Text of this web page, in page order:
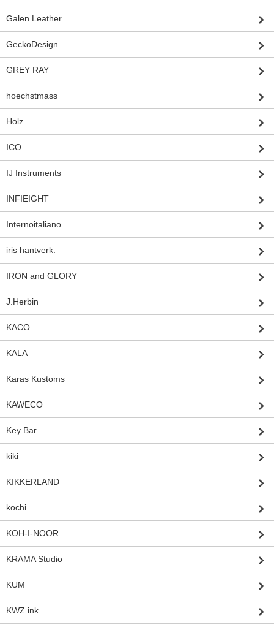
Galen Leather
GeckoDesign
GREY RAY
hoechstmass
Holz
ICO
IJ Instruments
INFIEIGHT
Internoitaliano
iris hantverk:
IRON and GLORY
J.Herbin
KACO
KALA
Karas Kustoms
KAWECO
Key Bar
kiki
KIKKERLAND
kochi
KOH-I-NOOR
KRAMA Studio
KUM
KWZ ink